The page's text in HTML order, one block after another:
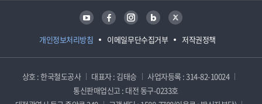
개인정보처리방침 이메일무단수집거부 저작권정책
유튜브 페이스북 인스타그램 블로그 트위터
상호 : 한국철도공사 대표자 : 김태승
사업자등록 : 314-82-10024
통신판매업신고 : 대전 동구-0233호